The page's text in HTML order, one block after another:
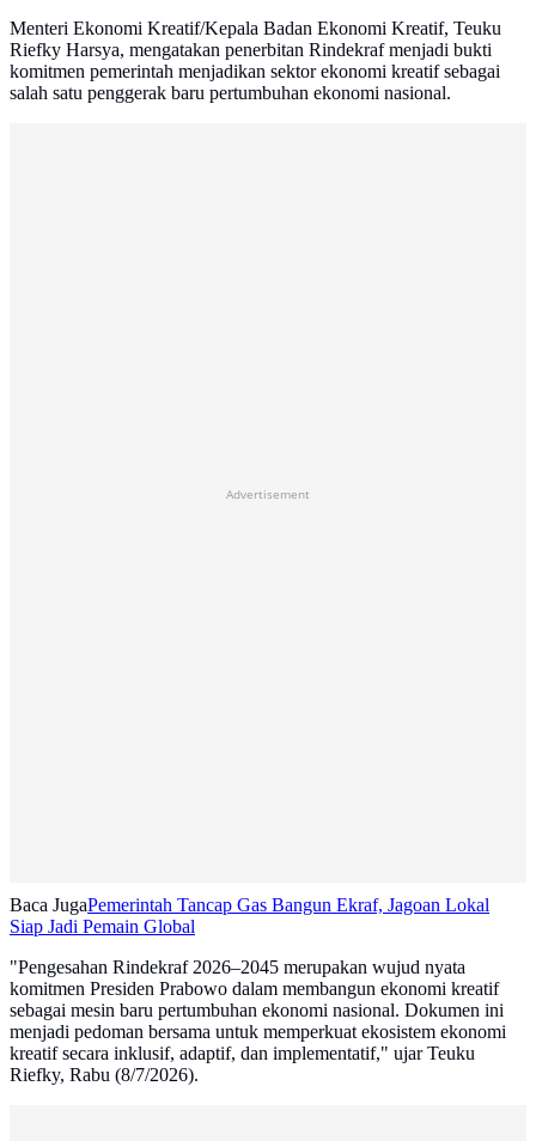
Menteri Ekonomi Kreatif/Kepala Badan Ekonomi Kreatif, Teuku
Riefky Harsya, mengatakan penerbitan Rindekraf menjadi bukti
komitmen pemerintah menjadikan sektor ekonomi kreatif sebagai
salah satu penggerak baru pertumbuhan ekonomi nasional.
Advertisement
Baca JugaPemerintah Tancap Gas Bangun Ekraf, Jagoan Lokal
Siap Jadi Pemain Global
"Pengesahan Rindekraf 2026–2045 merupakan wujud nyata
komitmen Presiden Prabowo dalam membangun ekonomi kreatif
sebagai mesin baru pertumbuhan ekonomi nasional. Dokumen ini
menjadi pedoman bersama untuk memperkuat ekosistem ekonomi
kreatif secara inklusif, adaptif, dan implementatif," ujar Teuku
Riefky, Rabu (8/7/2026).